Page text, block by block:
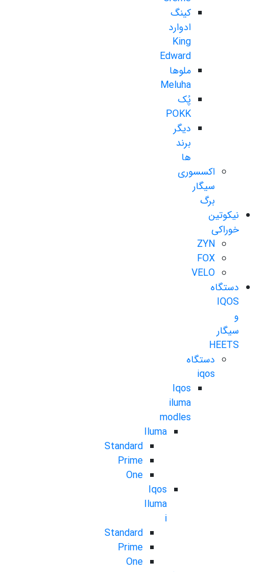
کینگ
ادوارد
King
Edward
ملوها
Meluha
پُک
POKK
دیگر
برند
ها
اکسسوری
سیگار
برگ
نیکوتین
خوراکی
ZYN
FOX
VELO
دستگاه
IQOS
و
سیگار
HEETS
دستگاه
iqos
Iqos
iluma
modles
Iluma
Standard
Prime
One
Iqos
Iluma
i
Standard
Prime
One